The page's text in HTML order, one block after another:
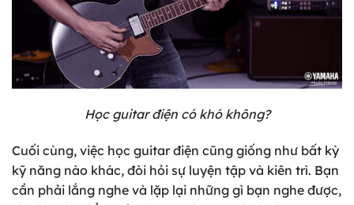
Học guitar điện có khó không?
Cuối cùng, việc học guitar điện cũng giống như bất kỳ
kỹ năng nào khác, đòi hỏi sự luyện tập và kiên trì. Bạn
cần phải lắng nghe và lặp lại những gì bạn nghe được,